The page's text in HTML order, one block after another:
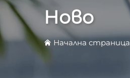
Ново
Начална страница